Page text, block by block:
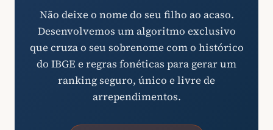
Não deixe o nome do seu filho ao acaso.
Desenvolvemos um algoritmo exclusivo
que cruza o seu sobrenome com o histórico
do IBGE e regras fonéticas para gerar um
ranking seguro, único e livre de
arrependimentos.